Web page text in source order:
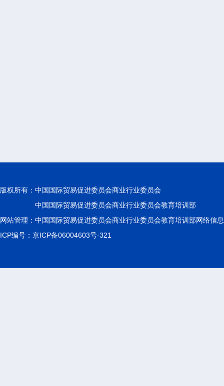
版权所有： 中国国际贸易促进委员会商业行业委员会
中国国际贸易促进委员会商业行业委员会教育培训部
网站管理：中国国际贸易促进委员会商业行业委员会教育培训部网络信
ICP编号：京ICP备06004603号-321